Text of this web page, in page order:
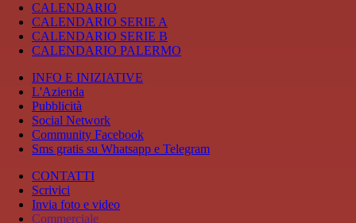
CALENDARIO
CALENDARIO SERIE A
CALENDARIO SERIE B
CALENDARIO PALERMO
INFO E INIZIATIVE
L'Azienda
Pubblicità
Social Network
Community Facebook
Sms gratis su Whatsapp e Telegram
CONTATTI
Scrivici
Invia foto e video
Commerciale